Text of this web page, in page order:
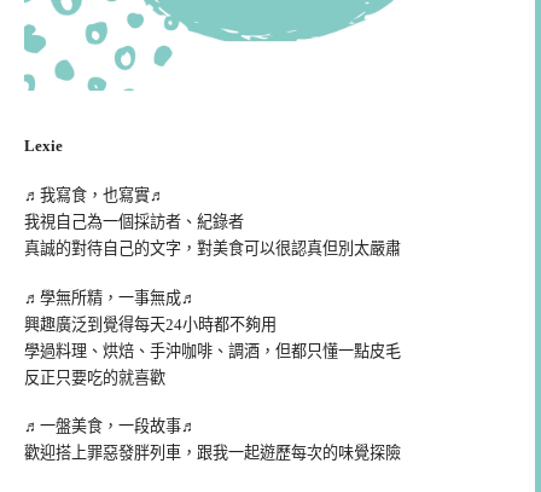
Lexie
♬我寫食，也寫實♬
我視自己為一個採訪者、紀錄者
真誠的對待自己的文字，對美食可以很認真但別太嚴肅
♬學無所精，一事無成♬
興趣廣泛到覺得每天24小時都不夠用
學過料理、烘焙、手沖咖啡、調酒，但都只懂一點皮毛
反正只要吃的就喜歡
♬一盤美食，一段故事♬
歡迎搭上罪惡發胖列車，跟我一起遊歷每次的味覺探險